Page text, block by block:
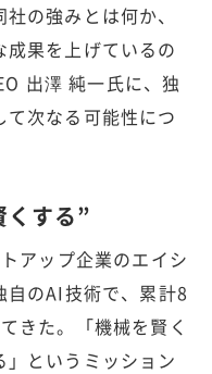
の強みとは何か、
果を上げているの
出澤 純一氏に、独
次なる可能性につ
する”
アップ企業のエイシ
自のAI技術で、累計8
きた。「機械を賢く
というミッション